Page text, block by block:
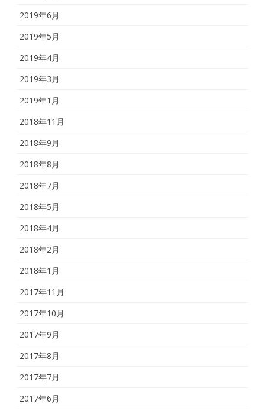
2019年6月
2019年5月
2019年4月
2019年3月
2019年1月
2018年11月
2018年9月
2018年8月
2018年7月
2018年5月
2018年4月
2018年2月
2018年1月
2017年11月
2017年10月
2017年9月
2017年8月
2017年7月
2017年6月